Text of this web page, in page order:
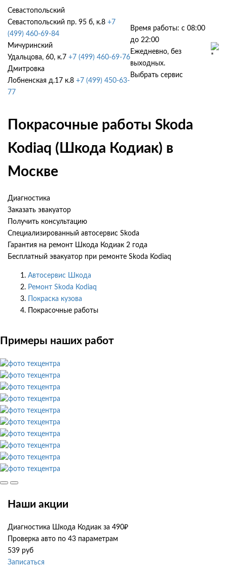
Севастопольский
Севастопольский пр. 95 б, к.8 +7
(499) 460-69-84
Мичуринский
Удальцова, 60, к.7 +7 (499) 460-69-76
Дмитровка
Лобненская д.17 к.8 +7 (499) 450-63-
77
Время работы: с 08:00
до 22:00
Ежедневно, без
выходных.
Выбрать сервис
Покрасочные работы Skoda
Kodiaq (Шкода Кодиак) в
Москве
Диагностика
Заказать эвакуатор
Получить консультацию
Специализированный автосервис Skoda
Гарантия на ремонт Шкода Кодиак 2 года
Бесплатный эвакуатор при ремонте Skoda Kodiaq
Автосервис Шкода
Ремонт Skoda Kodiaq
Покраска кузова
Покрасочные работы
Примеры наших работ
Наши акции
Диагностика Шкода Кодиак за 490₽
Проверка авто по 43 параметрам
539 руб
Записаться